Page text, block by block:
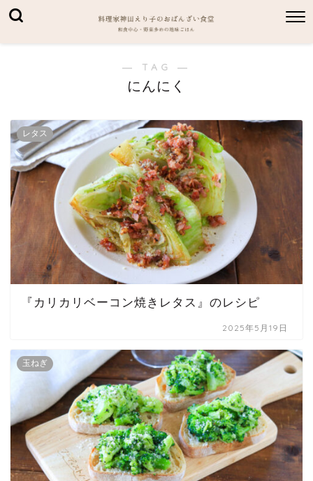
― TAG ―
にんにく
レタス
『カリカリベーコン焼きレタス』のレシピ
2025年5月19日
玉ねぎ